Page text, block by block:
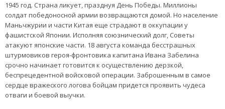
1945 год. Страна ликует, празднуя День Победы. Миллионы
солдат победоносной армии возвращаются домой. Но население
Маньчжурии и части Китая еще страдают в оккупации у
фашистской Японии. Исполняя союзнический долг, Советы
атакуют японские части. 18 августа команда бесстрашных
штурмовиков героя-фронтовика капитана Ивана Забелина
срочно начинает готовится к осуществлению дерзкой,
беспрецедентной войсковой операции. Заброшенным в самое
сердце вражеского логова бойцам придется проявить чудеса
отваги и боевой выучки.